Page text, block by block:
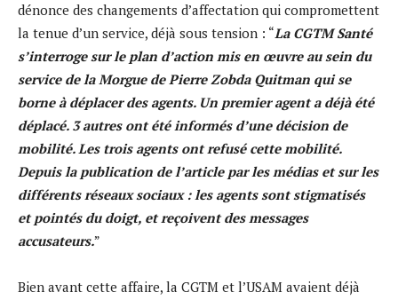
dénonce des changements d’affectation qui compromettent
la tenue d’un service, déjà sous tension : “La CGTM Santé
s’interroge sur le plan d’action mis en œuvre au sein du
service de la Morgue de Pierre Zobda Quitman qui se
borne à déplacer des agents. Un premier agent a déjà été
déplacé. 3 autres ont été informés d’une décision de
mobilité. Les trois agents ont refusé cette mobilité.
Depuis la publication de l’article par les médias et sur les
différents réseaux sociaux : les agents sont stigmatisés
et pointés du doigt, et reçoivent des messages
accusateurs.”
Bien avant cette affaire, la CGTM et l’USAM avaient déjà